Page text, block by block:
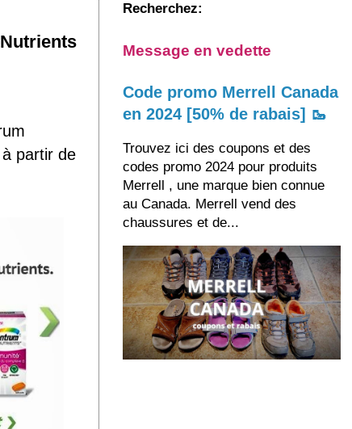
partir de
Recherchez:
Message en vedette
Code promo Merrell Canada
en 2024 [50% de rabais] 🥾
Trouvez ici des coupons et des
codes promo 2024 pour produits
Merrell , une marque bien connue
au Canada. Merrell vend des
chaussures et de...